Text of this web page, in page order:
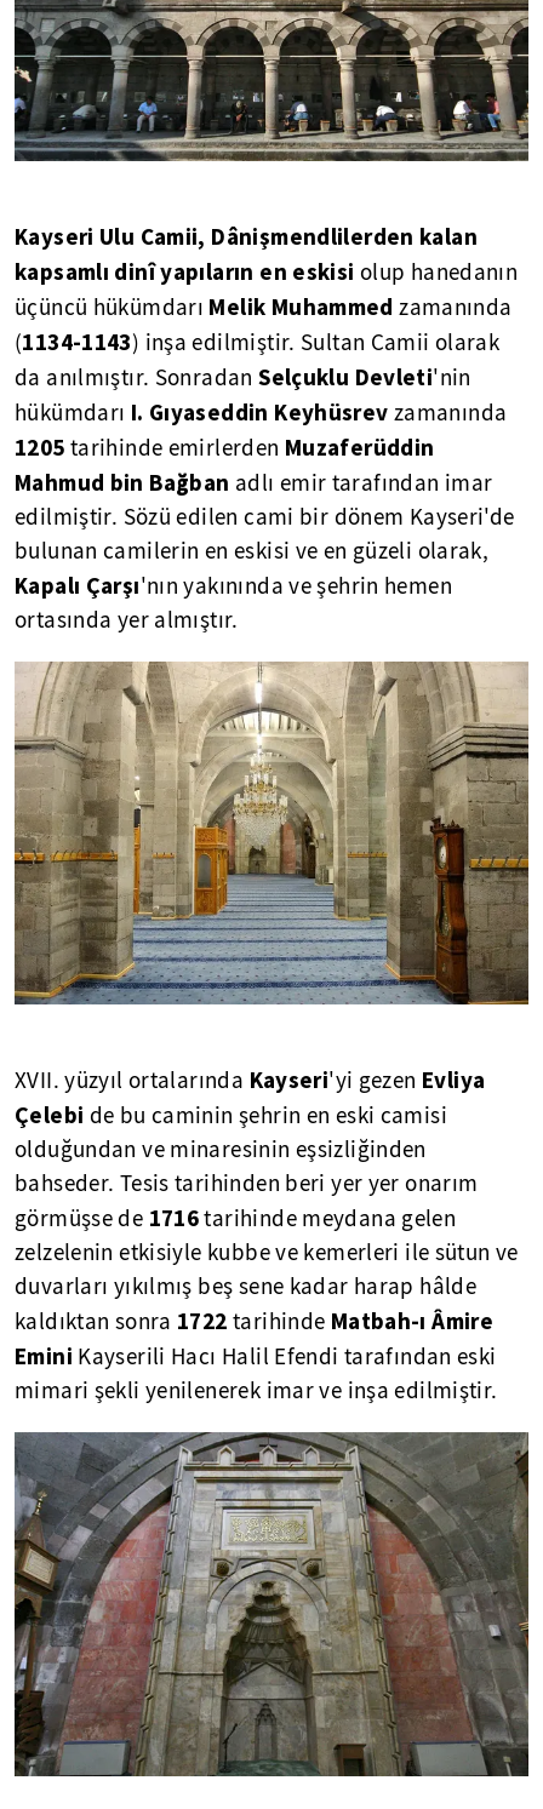
Kayseri Ulu Camii, Dânişmendlilerden kalan
kapsamlı dinî yapıların en eskisi olup hanedanın
üçüncü hükümdarı Melik Muhammed zamanında
(1134-1143) inşa edilmiştir. Sultan Camii olarak
da anılmıştır. SonradanSelçuklu Devleti'nin
hükümdarı I. Gıyaseddin Keyhüsrev zamanında
1205 tarihinde emirlerden Muzaferüddin
Mahmud bin Bağban adlı emir tarafından imar
edilmiştir. Sözü edilen cami bir dönem Kayseri'de
bulunan camilerin en eskisi ve en güzeli olarak,
Kapalı Çarşı'nın yakınında ve şehrin hemen
ortasında yer almıştır.
XVII. yüzyıl ortalarında Kayseri'yi gezen Evliya
Çelebi de bu caminin şehrin en eski camisi
olduğundan ve minaresinin eşsizliğinden
bahseder. Tesis tarihinden beri yer yer onarım
görmüşse de 1716tarihinde meydana gelen
zelzelenin etkisiyle kubbe ve kemerleri ile sütun ve
duvarları yıkılmış beş sene kadar harap hâlde
kaldıktan sonra 1722 tarihinde Matbah-ı Âmire
Emini Kayserili Hacı Halil Efendi tarafından eski
mimari şekli yenilenerek imar ve inşa edilmiştir.